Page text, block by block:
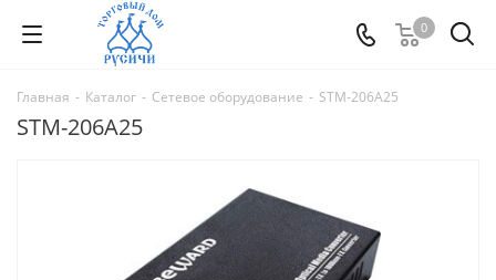
0
Главная - Каталог - Сетевое оборудование - STM-206A25
STM-206A25